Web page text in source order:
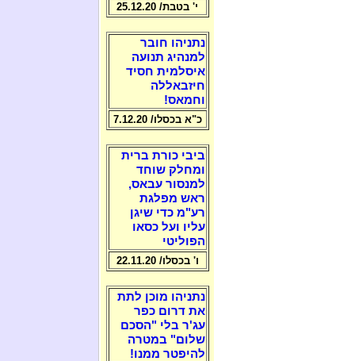
י' בטבת/ 25.12.20
נתניהו חובר
למנהיג תנועה
איסלמית חסיד
חיזבאללה
וחמאס!
כ"א בכסלו/ 7.12.20
ביבי כורת ברית
ומחלק שוחד
למנסור עבאס,
ראש מפלגת
רע"מ כדי שיגן
עליו ועל כסאו
הפוליטי
ו' בכסלו/ 22.11.20
נתניהו מוכן לתת
את דרום כפר
עג'ר בלי "הסכם
שלום" במטרה
להיפטר ממנו!